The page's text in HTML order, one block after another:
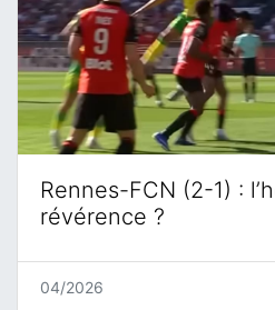
Rennes-FCN (2-1) :
révérence ?
04/2026